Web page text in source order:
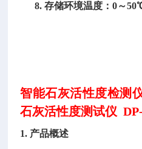
8. 存储环境温度：0～
智能石灰活性度检测
石灰活性度测试仪
1. 产品概述